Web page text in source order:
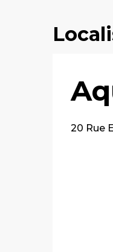
20 Rue